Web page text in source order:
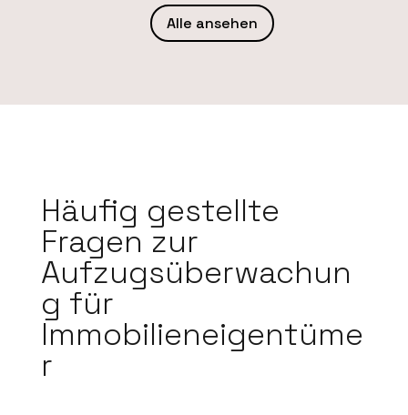
Alle ansehen
Häufig gestellte
Fragen zur
Aufzugsüberwachun
g für
Immobilieneigentüme
r